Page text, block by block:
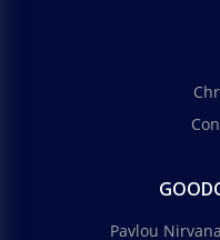
Pavlou